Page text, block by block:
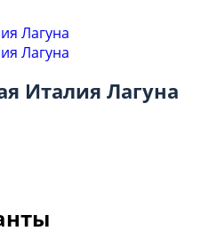
Италия Лагуна